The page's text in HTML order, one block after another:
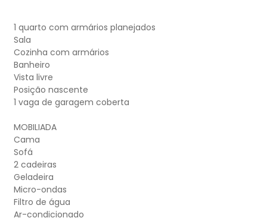
1 quarto com armários planejados
Sala
Cozinha com armários
Banheiro
Vista livre
Posição nascente
1 vaga de garagem coberta
MOBILIADA
Cama
Sofá
2 cadeiras
Geladeira
Micro-ondas
Filtro de água
Ar-condicionado